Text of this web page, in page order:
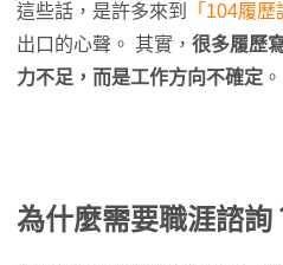
這些話，是許多來到 「104履歷
出口的心聲。 其實， 很多履歷
力不足，而是工作方向不確定 。
為什麼需要職涯諮詢